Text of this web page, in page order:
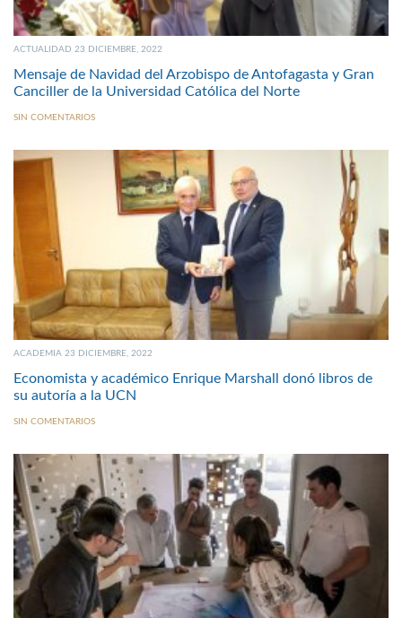
ACTUALIDAD 23 DICIEMBRE, 2022
Mensaje de Navidad del Arzobispo de Antofagasta y Gran
Canciller de la Universidad Católica del Norte
SIN COMENTARIOS
ACADEMIA 23 DICIEMBRE, 2022
Economista y académico Enrique Marshall donó libros de
su autoría a la UCN
SIN COMENTARIOS